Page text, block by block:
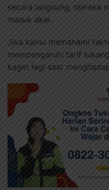
secara langsung, mereka
masuk akal.
Jika kamu memahami
mempengaruhi tarif
kaget lagi saat